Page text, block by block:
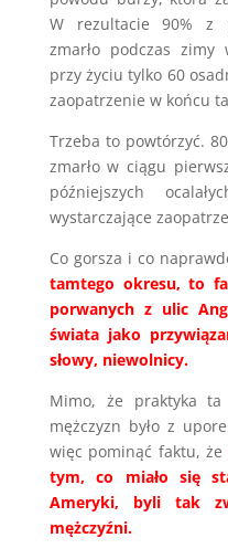
W rezultacie 90% z
zmarło podczas zimy
przy życiu tylko 60
zaopatrzenie w końcu
Trzeba to powtórzyć.
zmarło w ciągu
późniejszych
wystarczające
Co gorsza i co
tamtego okresu, to
porwanych z ulic
świata jako
słowy, niewolnicy.
Mimo, że praktyka ta
mężczyzn było z
więc pominąć faktu, że
tym, co miało się
Ameryki, byli tak
mężczyźni.